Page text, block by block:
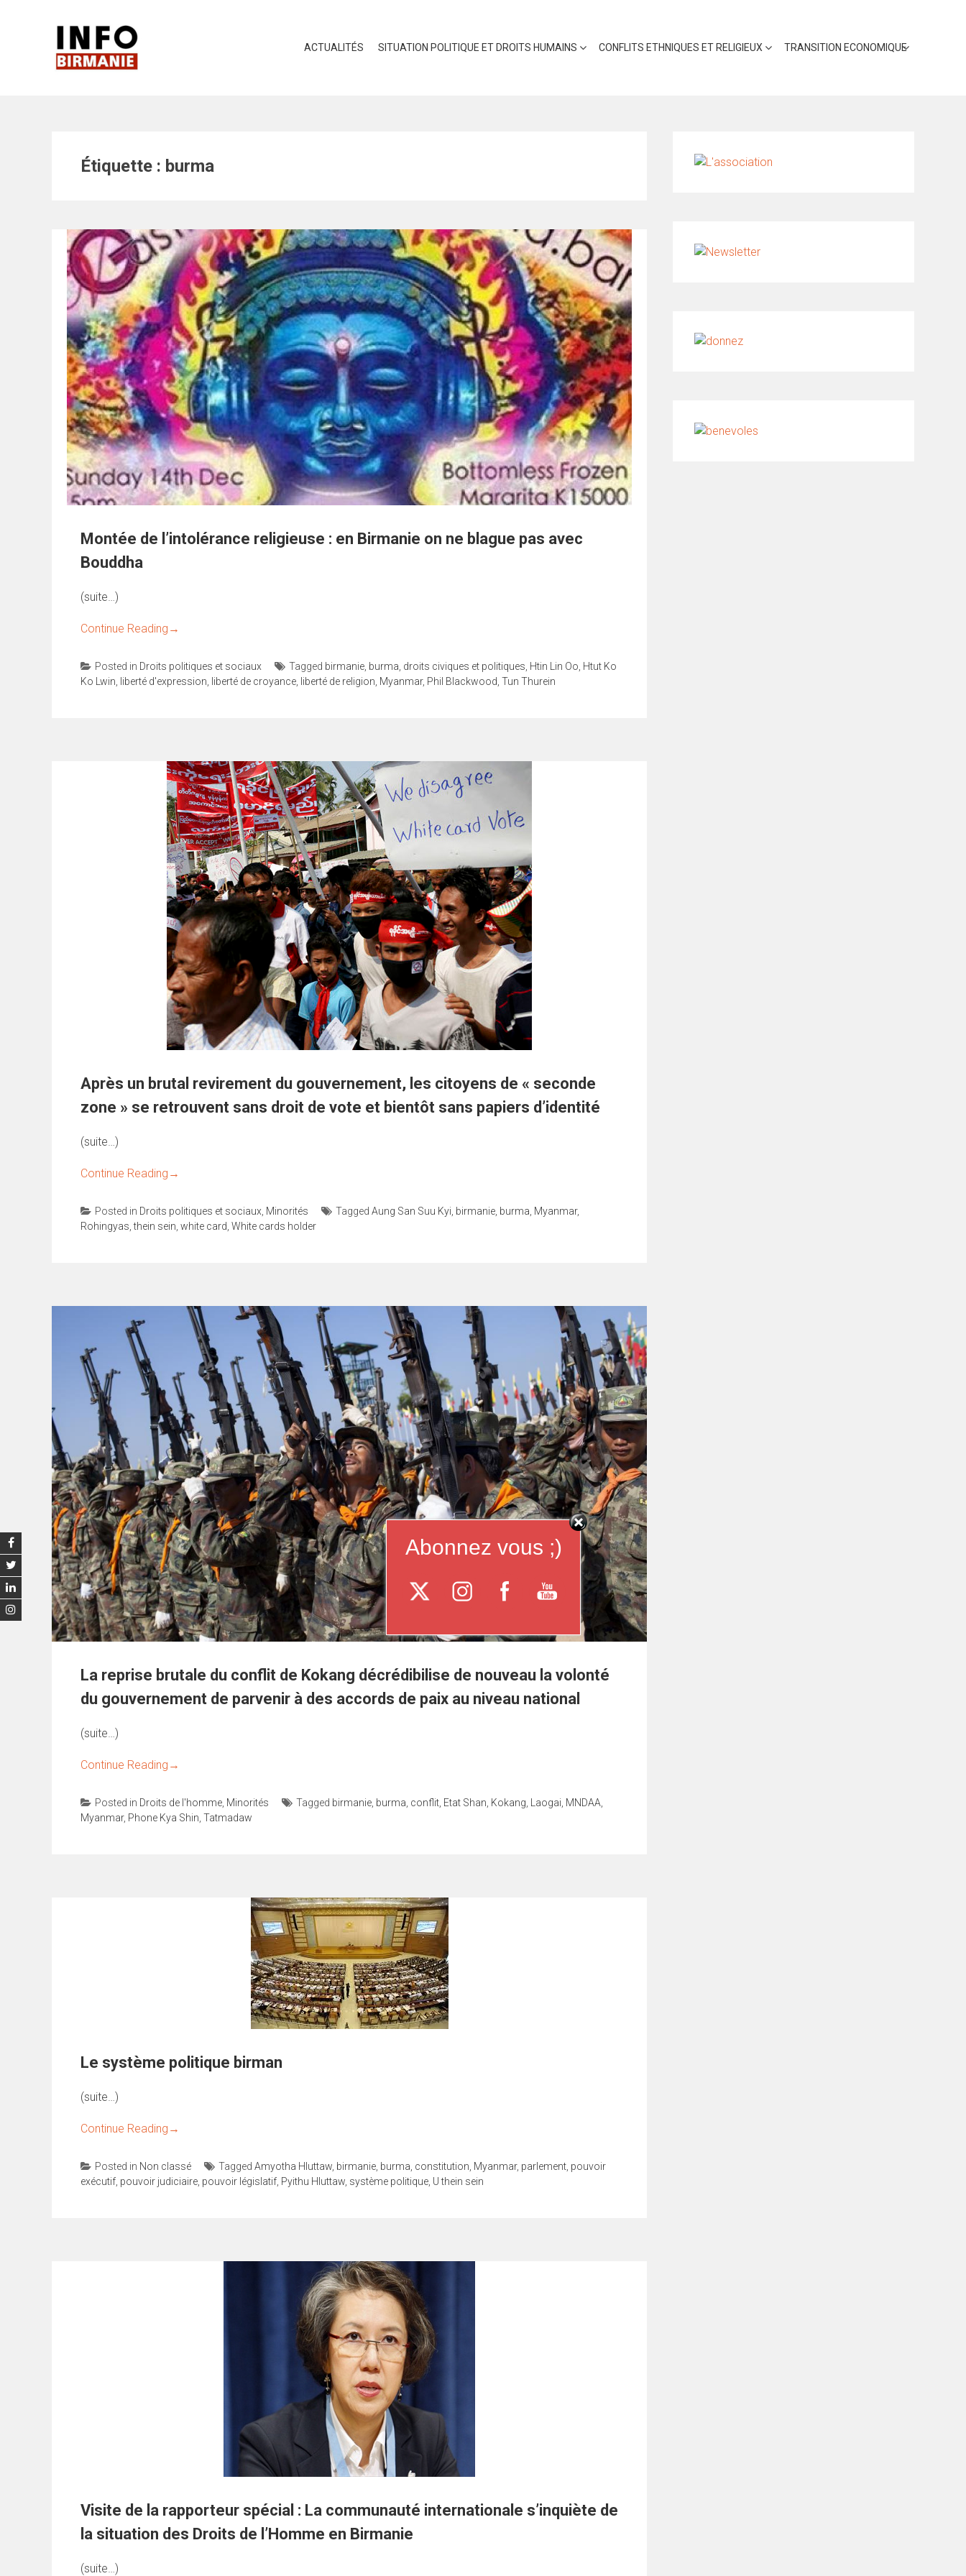
ACTUALITÉS SITUATION POLITIQUE ET DROITS HUMAINS CONFLITS ETHNIQUES ET RELIGIEUX TRANSITION ECONOMIQUE
Étiquette : burma
Montée de l’intolérance religieuse : en Birmanie on ne blague pas avec
Bouddha
(suite…)
Continue Reading →
Posted in Droits politiques et sociaux Tagged birmanie burma droits civiques et politiques Htin Lin Oo Htut Ko
Ko Lwin
liberté d'expression liberté de croyance liberté de religion Myanmar, Phil Blackwood Tun Thurein
Après un brutal revirement du gouvernement, les citoyens de « seconde
zone » se retrouvent sans droit de vote et bientôt sans papiers d’identité
(suite…)
Continue Reading →
Posted in Droits politiques et sociaux Minorités Tagged Aung San Suu Kyi birmanie burma Myanmar,
Rohingyas ,thein sein white card White cards holder
La reprise brutale du conflit de Kokang décrédibilise de nouveau la volonté
du gouvernement de parvenir à des accords de paix au niveau national
(suite…)
Continue Reading →
Posted in Droits de l'homme, Minorités Tagged birmanie, burma, conflit, Etat Shan, Kokang, Laogai, MNDAA,
Myanmar, Phone Kya Shin, Tatmadaw
Le système politique birman
(suite…)
Continue Reading →
Posted in Non classé Tagged Amyotha Hluttaw, birmanie, burma, constitution, Myanmar, parlement, pouvoir
exécutif, pouvoir judiciaire, pouvoir législatif, Pyithu Hluttaw, système politique, U thein sein
Visite de la rapporteur spécial : La communauté internationale s’inquiète de
la situation des Droits de l’Homme en Birmanie
(suite…)
Abonnez vous ;)